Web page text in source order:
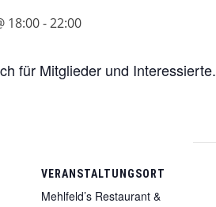
18:00-22:00
für Mitglieder und Interessierte.
VERANSTALTUNGSORT
Mehlfeld’s Restaurant &